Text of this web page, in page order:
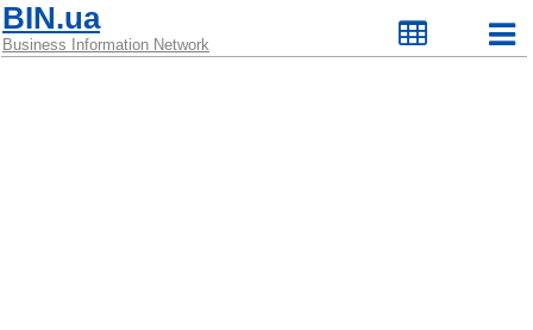
BIN.ua
Business Information Network